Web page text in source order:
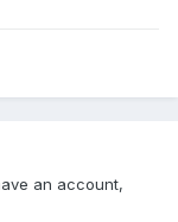
an account,